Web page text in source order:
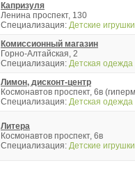
Капризуля
Ленина проспект, 130
Специализация: Детские игрушки
Комиссионный магазин
Горно-Алтайская, 2
Специализация: Детская одежда
Лимон, дисконт-центр
Космонавтов проспект, 6в
Специализация: Детская одежда
Литера
Космонавтов проспект, 6в
Специализация: Детские игрушки